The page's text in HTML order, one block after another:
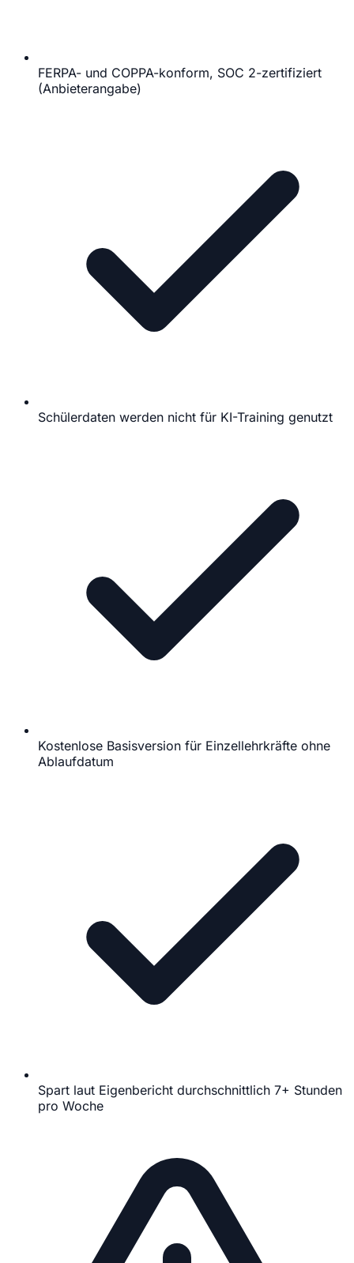
FERPA- und COPPA-konform, SOC 2-zertifiziert
(Anbieterangabe)
Schülerdaten werden nicht für KI-Training genutzt
Kostenlose Basisversion für Einzellehrkräfte ohne
Ablaufdatum
Spart laut Eigenbericht durchschnittlich 7+ Stunden
pro Woche